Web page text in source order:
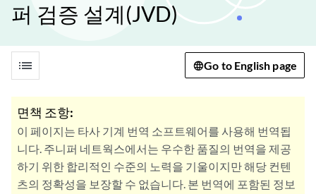
퍼 검증 설계(JVD)
list Go to English page
면책 조항:
이 페이지는 타사 기계 번역 소프트웨어를 사용해 번역됩
니다. 주니퍼 네트웍스에서는 우수한 품질의 번역을 제공
하기 위한 합리적인 수준의 노력을 기울이지만 해당 컨텐
츠의 정확성을 보장할 수 없습니다. 본 번역에 포함된 정보